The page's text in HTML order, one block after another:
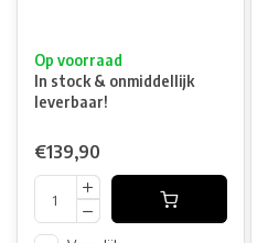
Op voorraad
In stock & onmiddellijk
leverbaar!
€139,90